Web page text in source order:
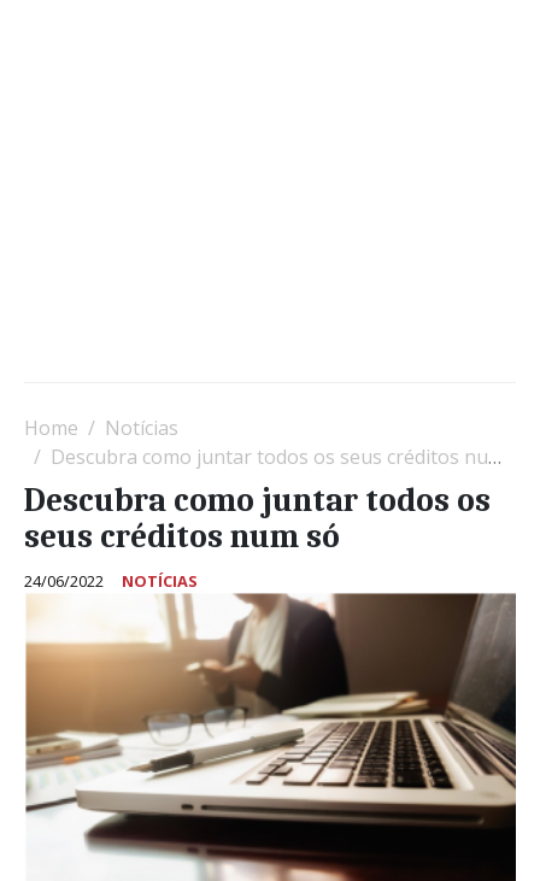
Home
Notícias
Descubra como juntar todos os seus créditos num só
Descubra como juntar todos os
seus créditos num só
24/06/2022 NOTÍCIAS